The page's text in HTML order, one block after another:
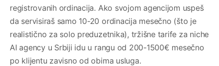
registrovanih ordinacija. Ako svojom agencijom uspeš
da servisiraš samo 10-20 ordinacija mesečno (što je
realistično za solo preduzetnika), tržišne tarife za niche
AI agency u Srbiji idu u rangu od 200-1500€ mesečno
po klijentu zavisno od obima usluga.